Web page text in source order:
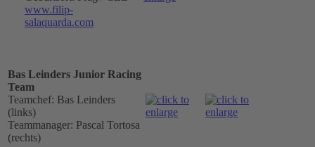
www.filip-
salaquarda.com
Bas Leinders Junior Racing
Team
Teamchef: Bas Leinders
(links)
Teammanager: Pascal Tortosa
(rechts)